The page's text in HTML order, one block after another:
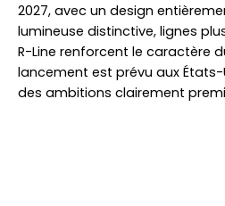
2027, avec un design
lumineuse distinctive, lignes
R-Line renforcent le caractère
lancement est prévu aux États-
des ambitions clairement